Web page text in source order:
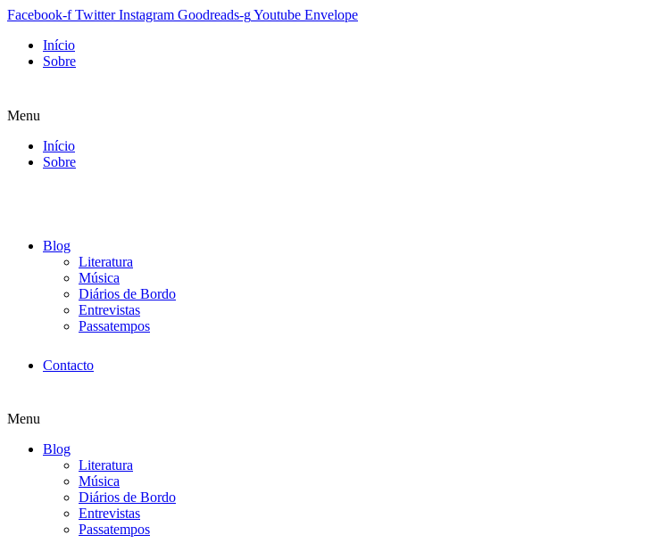
Facebook-f Twitter Instagram Goodreads-gYoutube Envelope
Início
Sobre
Menu
Início
Sobre
Blog
Literatura
Música
Diários de Bordo
Entrevistas
Passatempos
Contacto
Menu
Blog
Literatura
Música
Diários de Bordo
Entrevistas
Passatempos